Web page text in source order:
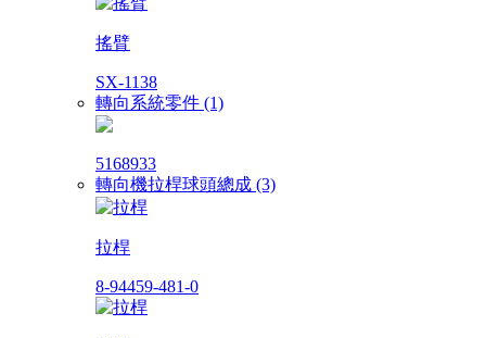
搖臂
SX-1138
轉向系統零件 (1)
5168933
轉向機拉桿球頭總成 (3)
拉桿
8-94459-481-0